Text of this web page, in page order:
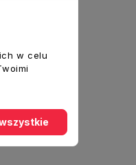
Koszyka
w celu